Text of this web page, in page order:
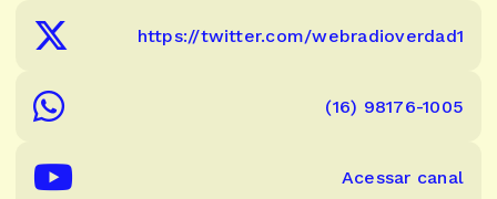
https://twitter.com/webradioverdad1
(16) 98176-1005
Acessar canal